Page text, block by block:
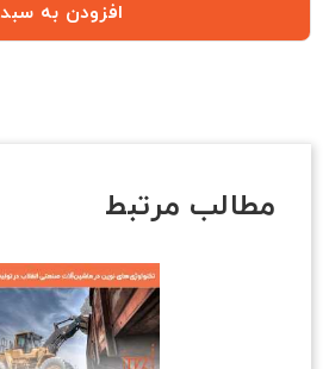
افزودن به سبد
مطالب مرتبط